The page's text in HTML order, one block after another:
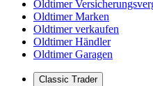
Oldtimer
Oldtimer Marken
Oldtimer verkaufen
Oldtimer Händler
Oldtimer Garagen
Classic Trader